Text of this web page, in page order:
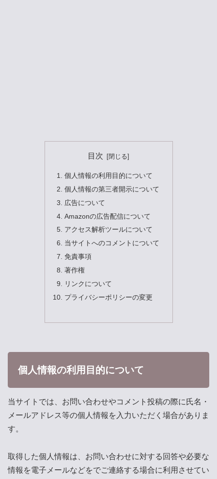
目次
個人情報の利用目的について
個人情報の第三者開示について
広告について
Amazonの広告配信について
アクセス解析ツールについて
当サイトへのコメントについて
免責事項
著作権
リンクについて
プライバシーポリシーの変更
個人情報の利用目的について
当サイトでは、お問い合わせやコメント投稿の際に氏名・
メールアドレス等の個人情報を入力いただく場合がありま
す。
取得した個人情報は、お問い合わせに対する回答や必要な
情報を電子メールなどをでご連絡する場合に利用させてい